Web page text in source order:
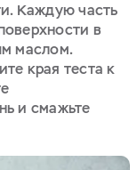
Каждую часть
в
маслом.
края теста к
и смажьте